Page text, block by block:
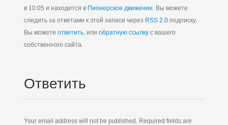
в 10:05 и находится в Пионерское движение. Вы можете
следить за ответами к этой записи через RSS 2.0подписку.
Вы можете ответить, или обратную ссылкус вашего
собственного сайта.
Ответить
Your email address will not be published. Required fields are